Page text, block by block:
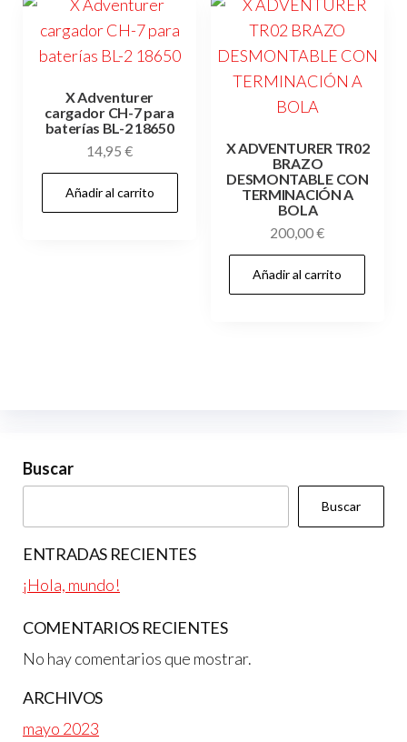
X Adventurer
cargador CH-7 para
baterías BL-2 18650
14,95€
Añadir al carrito
X ADVENTURER TR02
BRAZO
DESMONTABLE CON
TERMINACIÓN A
BOLA
200,00€
Añadir al carrito
Buscar
Buscar
ENTRADAS RECIENTES
¡Hola, mundo!
COMENTARIOS RECIENTES
No hay comentarios que mostrar.
ARCHIVOS
mayo 2023